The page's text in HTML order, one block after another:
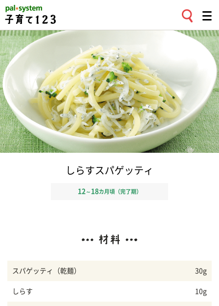
しらすスパゲッティ
12 ～ 18カ月頃（完了期）
スパゲッティ（乾麺） 30g
しらす 10g